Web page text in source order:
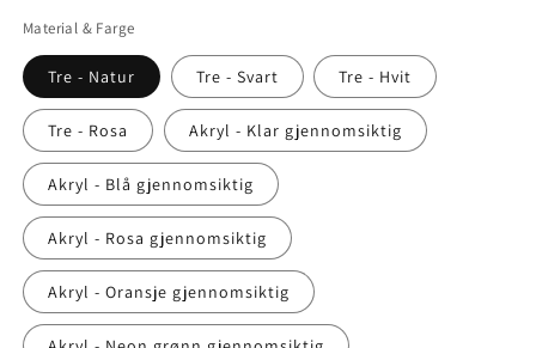
Material & Farge
Tre - Natur Tre - Svart Tre - Hvit
Tre - Rosa Akryl - Klar gjennomsiktig
Akryl - Blå gjennomsiktig
Akryl - Rosa gjennomsiktig
Akryl - Oransje gjennomsiktig